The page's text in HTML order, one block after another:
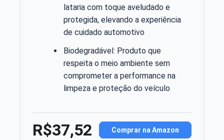
lataria com toque aveludado e
protegida, elevando a experiência
de cuidado automotivo
Biodegradável: Produto que
respeita o meio ambiente sem
comprometer a performance na
limpeza e proteção do veículo
R$37,52 Comprar na Amazon